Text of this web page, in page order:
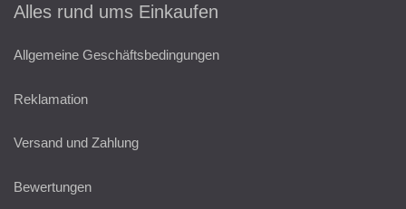
Alles rund ums Einkaufen
Allgemeine Geschäftsbedingungen
Reklamation
Versand und Zahlung
Bewertungen